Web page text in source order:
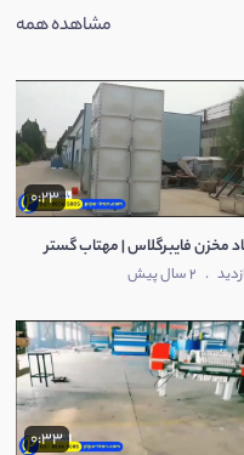
مشاهده همه
0:23
مخزن فایبرگلاس | مهتاب گستر
. 2 سال پیش
0:33